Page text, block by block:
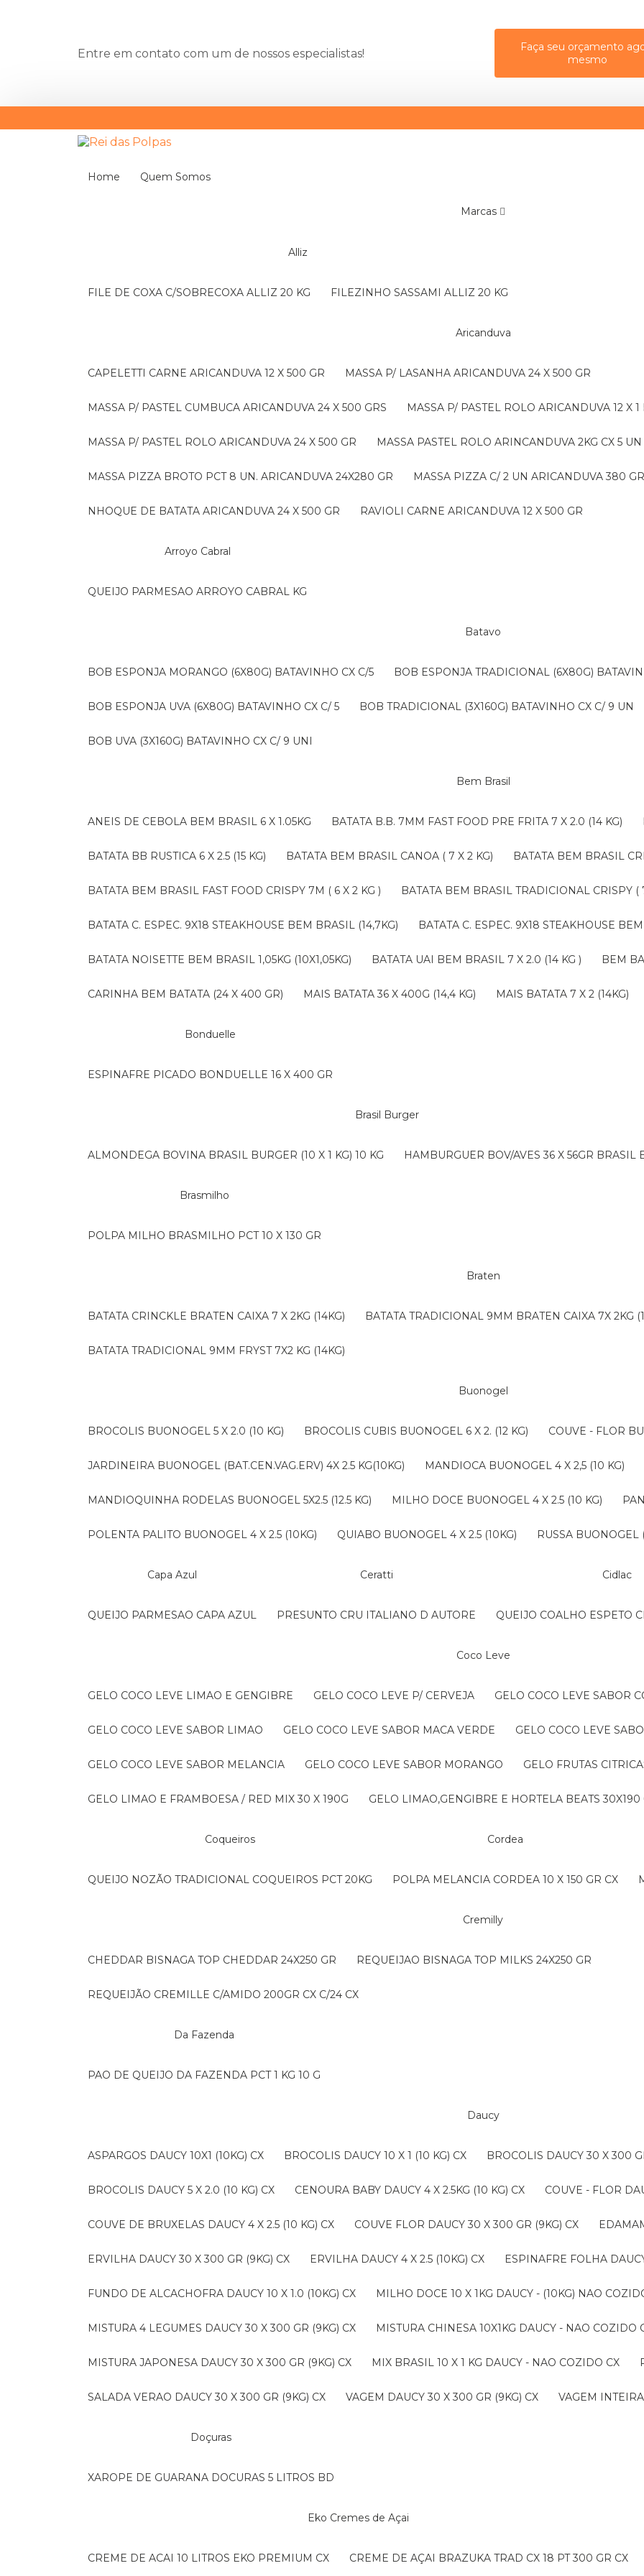
Entre em contato com um de nossos especialistas!
Faça seu orçamento
mesmo
Home Quem Somos
Marcas
Alliz
FILE DE COXA C/SOBRECOXA ALLIZ 20 KG FILEZINHO SASSAMI ALLIZ 20 KG
Aricanduva
CAPELETTI CARNE ARICANDUVA 12 X 500 GR MASSA P/ LASANHA ARICANDUVA 24 X 500 GR
MASSA P/ PASTEL CUMBUCA ARICANDUVA 24 X 500 GRS MASSA P/ PASTEL ROLO ARICANDUVA 12 X 1
MASSA P/ PASTEL ROLO ARICANDUVA 24 X 500 GR MASSA PASTEL ROLO ARINCANDUVA 2KG CX 5 UN
MASSA PIZZA BROTO PCT 8 UN. ARICANDUVA 24X280 GR MASSA PIZZA C/ 2 UN ARICANDUVA 380 GR
NHOQUE DE BATATA ARICANDUVA 24 X 500 GR RAVIOLI CARNE ARICANDUVA 12 X 500 GR
Arroyo Cabral
QUEIJO PARMESAO ARROYO CABRAL KG
Batavo
BOB ESPONJA MORANGO (6X80G) BATAVINHO CX C/5 BOB ESPONJA TRADICIONAL (6X80G)
BOB ESPONJA UVA (6X80G) BATAVINHO CX C/ 5 BOB TRADICIONAL (3X160G) BATAVINHO CX C/ 9 UN
BOB UVA (3X160G) BATAVINHO CX C/ 9 UNI
Bem Brasil
ANEIS DE CEBOLA BEM BRASIL 6 X 1.05KG BATATA B.B. 7MM FAST FOOD PRE FRITA 7 X 2.0 (14 KG)
BATATA BB RUSTICA 6 X 2.5 (15 KG) BATATA BEM BRASIL CANOA ( 7 X 2 KG) BATATA BEM BRASIL
BATATA BEM BRASIL FAST FOOD CRISPY 7M ( 6 X 2 KG ) BATATA BEM BRASIL TRADICIONAL CRISPY (
BATATA C. ESPEC. 9X18 STEAKHOUSE BEM BRASIL (14,7KG) BATATA C. ESPEC. 9X18 STEAKHOUSE
BATATA NOISETTE BEM BRASIL 1,05KG (10X1,05KG) BATATA UAI BEM BRASIL 7 X 2.0 (14 KG ) BEM
CARINHA BEM BATATA (24 X 400 GR) MAIS BATATA 36 X 400G (14,4 KG) MAIS BATATA 7 X 2 (14KG)
Bonduelle
ESPINAFRE PICADO BONDUELLE 16 X 400 GR
Brasil Burger
ALMONDEGA BOVINA BRASIL BURGER (10 X 1 KG) 10 KG HAMBURGUER BOV/AVES 36 X 56GR BRASIL
Brasmilho
POLPA MILHO BRASMILHO PCT 10 X 130 GR
Braten
BATATA CRINCKLE BRATEN CAIXA 7 X 2KG (14KG) BATATA TRADICIONAL 9MM BRATEN CAIXA 7X 2KG
BATATA TRADICIONAL 9MM FRYST 7X2 KG (14KG)
Buonogel
BROCOLIS BUONOGEL 5 X 2.0 (10 KG) BROCOLIS CUBIS BUONOGEL 6 X 2. (12 KG) COUVE - FLOR
JARDINEIRA BUONOGEL (BAT.CEN.VAG.ERV) 4X 2.5 KG(10KG) MANDIOCA BUONOGEL 4 X 2,5 (10 KG)
MANDIOQUINHA RODELAS BUONOGEL 5X2.5 (12.5 KG) MILHO DOCE BUONOGEL 4 X 2.5 (10 KG)
POLENTA PALITO BUONOGEL 4 X 2.5 (10KG) QUIABO BUONOGEL 4 X 2.5 (10KG) RUSSA
Capa Azul
QUEIJO PARMESAO CAPA AZUL
Ceratti
PRESUNTO CRU ITALIANO D AUTORE
Cidlac
QUEIJO COALHO ESPETO
Coco Leve
GELO COCO LEVE LIMAO E GENGIBRE GELO COCO LEVE P/ CERVEJA GELO COCO LEVE SABOR
GELO COCO LEVE SABOR LIMAO GELO COCO LEVE SABOR MACA VERDE GELO COCO LEVE
GELO COCO LEVE SABOR MELANCIA GELO COCO LEVE SABOR MORANGO GELO FRUTAS
GELO LIMAO E FRAMBOESA / RED MIX 30 X 190G GELO LIMAO,GENGIBRE E HORTELA BEATS 30X190
Coqueiros
QUEIJO NOZÃO TRADICIONAL COQUEIROS PCT 20KG
Cordea
POLPA MELANCIA CORDEA 10 X 150 GR CX
Cremilly
CHEDDAR BISNAGA TOP CHEDDAR 24X250 GR REQUEIJAO BISNAGA TOP MILKS 24X250 GR
REQUEIJÃO CREMILLE C/AMIDO 200GR CX C/24 CX
Da Fazenda
PAO DE QUEIJO DA FAZENDA PCT 1 KG 10 G
Daucy
ASPARGOS DAUCY 10X1 (10KG) CX BROCOLIS DAUCY 10 X 1 (10 KG) CX BROCOLIS DAUCY 30 X 300
BROCOLIS DAUCY 5 X 2.0 (10 KG) CX CENOURA BABY DAUCY 4 X 2.5KG (10 KG) CX COUVE - FLOR
COUVE DE BRUXELAS DAUCY 4 X 2.5 (10 KG) CX COUVE FLOR DAUCY 30 X 300 GR (9KG) CX
ERVILHA DAUCY 30 X 300 GR (9KG) CX ERVILHA DAUCY 4 X 2.5 (10KG) CX ESPINAFRE FOLHA
FUNDO DE ALCACHOFRA DAUCY 10 X 1.0 (10KG) CX MILHO DOCE 10 X 1KG DAUCY - (10KG) NAO
MISTURA 4 LEGUMES DAUCY 30 X 300 GR (9KG) CX MISTURA CHINESA 10X1KG DAUCY - NAO COZIDO
MISTURA JAPONESA DAUCY 30 X 300 GR (9KG) CX MIX BRASIL 10 X 1 KG DAUCY - NAO COZIDO CX
SALADA VERAO DAUCY 30 X 300 GR (9KG) CX VAGEM DAUCY 30 X 300 GR (9KG) CX VAGEM
Doçuras
XAROPE DE GUARANA DOCURAS 5 LITROS BD
Eko Cremes de Açai
CREME DE ACAI 10 LITROS EKO PREMIUM CX CREME DE AÇAI BRAZUKA TRAD CX 18 PT 300 GR CX